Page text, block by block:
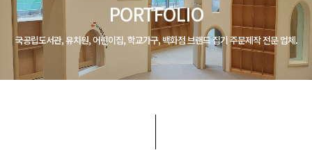
PORTFOLIO
국공립도서관, 유치원, 어린이집, 학교가구, 백화점 브랜드 집기 주문제작 전문 업체.